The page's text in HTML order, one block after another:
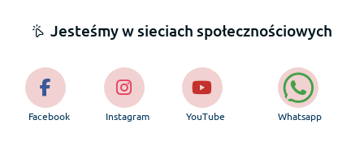
Jesteśmy w sieciach społecznościowych
Facebook Instagram YouTube Whatsapp